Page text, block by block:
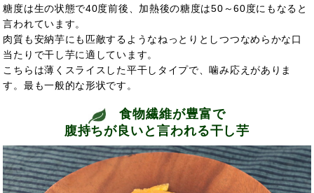
糖度は生の状態で40度前後、加熱後の糖度は50～60度にもなると
言われています。
肉質も安納芋にも匹敵するようなねっとりとしつつなめらかな口
当たりで干し芋に適しています。
こちらは薄くスライスした平干しタイプで、噛み応えがありま
す。最も一般的な形状です。
食物繊維が豊富で
腹持ちが良いと言われる干し芋